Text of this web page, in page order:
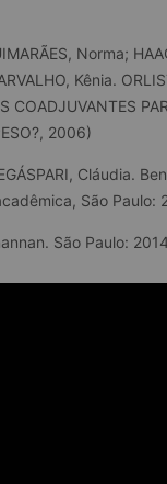
Norma;
Kênia.
COADJUVANTES
2006)
Cláudia.
São Paulo:
São Paulo: